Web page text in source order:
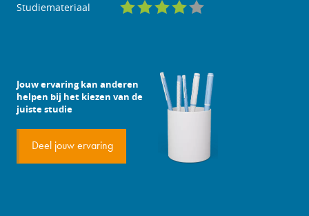
Studiemateriaal
Jouw ervaring kan anderen
helpen bij het kiezen van de
juiste studie
Deel jouw ervaring